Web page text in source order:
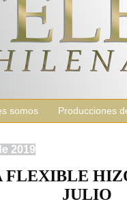
somos Producciones
2019
JULIO